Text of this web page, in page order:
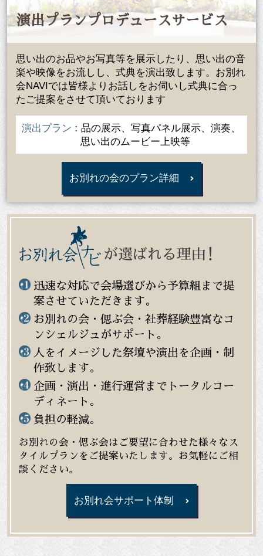
演出プランプロデュースサービス
思い出のお品やお写真等を展示したり、思い出の音
楽や映像をお流しし、式典を演出致します。お別れ
会NAVIでは皆様よりお話しをお伺いし式典に合っ
たご提案をさせて頂いております
演出プラン
品の展示、写真パネル展示、演奏、
思い出のムービー上映等
お別れの会のプラン詳細
迅速な対応で会場選びから予算組まで提
案させていただきます。
お別れの会・偲ぶ会・社葬経験豊富なコ
ンシェルジュがサポート。
人をイメージした祭壇や演出を企画・制
作致します。
企画・演出・進行運営までトータルコー
ディネート。
負担の軽減。
お別れの会・偲ぶ会はご要望に合わせた様々なス
タイルプランをご提案いたします。お気軽にご相
談ください。
お別れ会サポート体制